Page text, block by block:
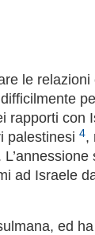
le relazioni
rapporti con
palestinesi 4,
ad Israele
ed